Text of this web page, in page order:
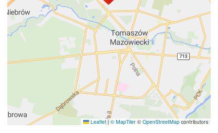
Leaflet | © MapTiler © OpenStreetMap contributors